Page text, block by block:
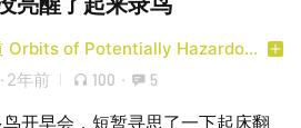
有潜在危险的小行星轨道 Orbits of Potentially Hazardous Asteroids
· 2年前 100 · 5
开早会，短暂寻思了一下起床翻